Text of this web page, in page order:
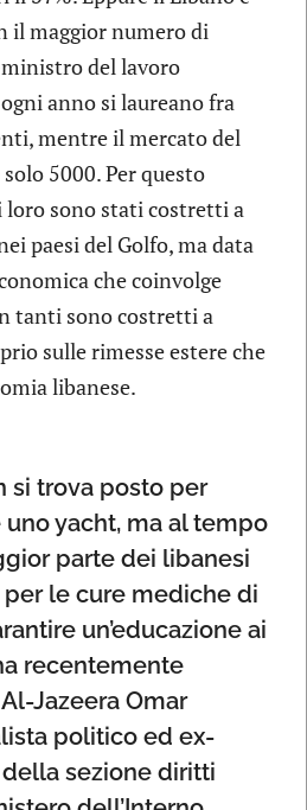
il maggior numero di
ministro del lavoro
anno si laureano fra
mentre il mercato del
5000. Per questo
sono stati costretti a
paesi del Golfo, ma data
che coinvolge
tanti sono costretti a
sulle rimesse estere che
libanese.
si trova posto per
yacht, ma al tempo
parte dei libanesi
le cure mediche di
un’educazione ai
recentemente
Jazeera Omar
politico ed ex-
sezione diritti